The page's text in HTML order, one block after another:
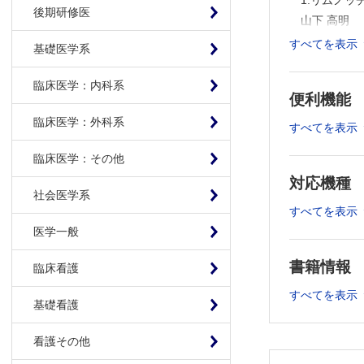
後期研修医
基礎医学系
臨床医学：内科系
臨床医学：外科系
臨床医学：その他
社会医学系
医学一般
臨床看護
基礎看護
看護その他
山下 高明
2.網膜神経
金森 章泰
4.傾斜乳頭
大久保 真司
6.緑内障に
視神経炎と
栗本 拓治
機器・薬剤
すべてを表示
便利機能
すべてを表示
対応機種
すべてを表示
書籍情報
すべてを表示